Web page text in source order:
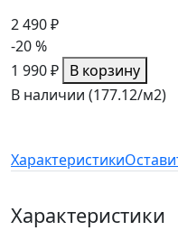
2 490 ₽
-20 %
1 990 ₽ В корзину
В наличии (177.12/м2)
Характеристики
Характеристики